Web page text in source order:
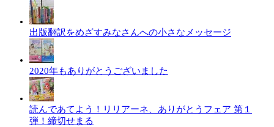
出版翻訳をめざすみなさんへの小さなメッセージ
2020年もありがとうございました
読んであてよう！リリアーネ、ありがとうフェア 第１
弾！締切せまる